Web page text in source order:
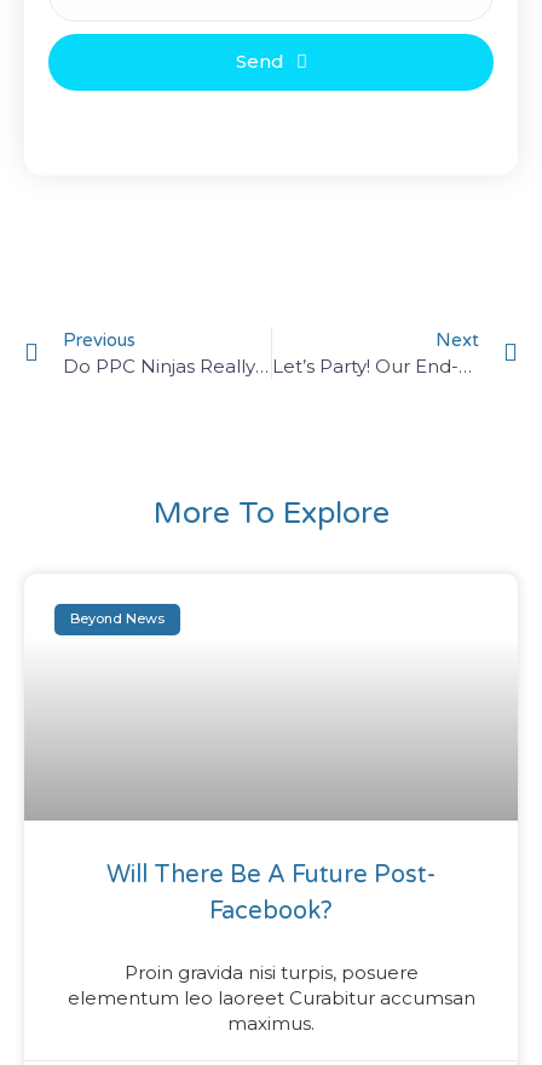
Send
Previous
Do PPC Ninjas Really Exist?
Next
Let’s Party! Our End-Of-The-Year Celebration
More To Explore
Beyond News
Will There Be A Future Post-
Facebook?
Proin gravida nisi turpis, posuere
elementum leo laoreet Curabitur accumsan
maximus.